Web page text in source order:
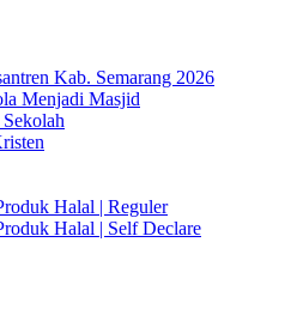
Kab. Semarang 2026
Menjadi Masjid
Halal | Reguler
Halal | Self Declare